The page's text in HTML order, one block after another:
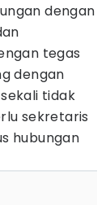
dengan
tegas
dengan
tidak
sekretaris
hubungan